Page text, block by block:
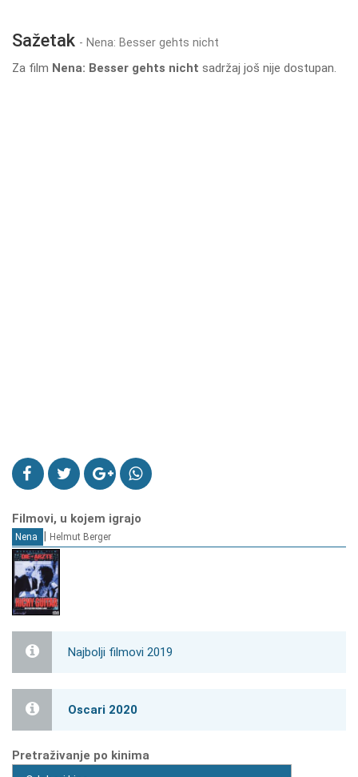
Sažetak - Nena: Besser gehts nicht
Za film Nena: Besser gehts nicht sadržaj još nije dostupan.
Filmovi, u kojem igrajo
Nena | Helmut Berger
Najbolji filmovi 2019
Oscari 2020
Pretraživanje po kinima